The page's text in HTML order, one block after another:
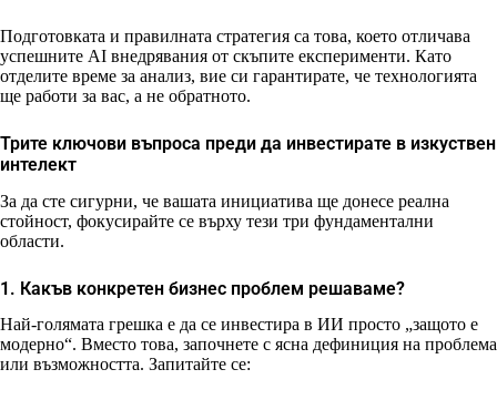
Подготовката и правилната стратегия са това, което отличава
успешните AI внедрявания от скъпите експерименти. Като
отделите време за анализ, вие си гарантирате, че технологията
ще работи за вас, а не обратното.
Трите ключови въпроса преди да инвестирате в изкуствен
интелект
За да сте сигурни, че вашата инициатива ще донесе реална
стойност, фокусирайте се върху тези три фундаментални
области.
1. Какъв конкретен бизнес проблем решаваме?
Най-голямата грешка е да се инвестира в ИИ просто „защото е
модерно“. Вместо това, започнете с ясна дефиниция на проблема
или възможността. Запитайте се: